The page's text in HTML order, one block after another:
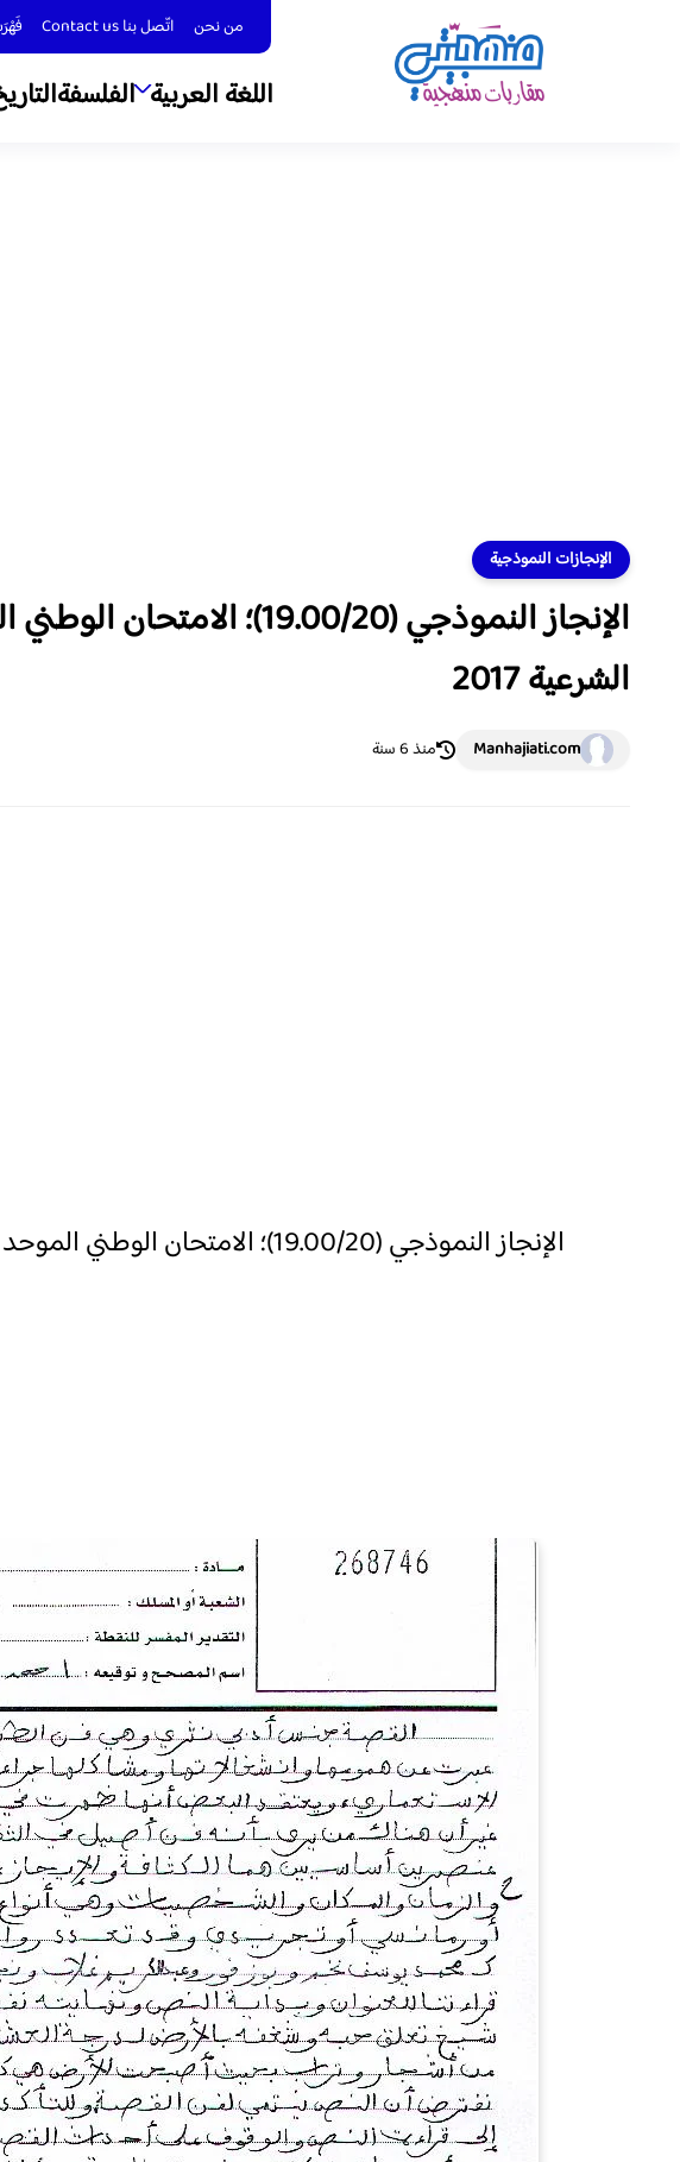
من نحن اتّصل بنا Contact us
اللغة العربية الفلسفة
الإنجازات النموذجية
الإنجاز النموذجي (19.00/
الشرعية 2017
Manhajiati.com منذ 6 سنة
الإنجاز النموذجي (19.00/20)؛ الامتحان الوطني الموحد للباكالوريا، الأدب، مسلك العلوم الشرعية 2017